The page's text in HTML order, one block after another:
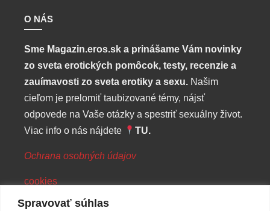
Spravovať súhlas
O NÁS
Sme Magazin.eros.sk a prinášame Vám novinky
zo sveta erotických pomôcok, testy, recenzie a
zauímavosti zo sveta erotiky a sexu. Našim
cieľom je prelomiť taubizované témy, nájsť
odpovede na Vaše otázky a spestriť sexuálny život.
Viac info o nás nájdete
TU.
Ochrana osobných údajov
cookies